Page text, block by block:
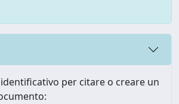
per citare o creare un